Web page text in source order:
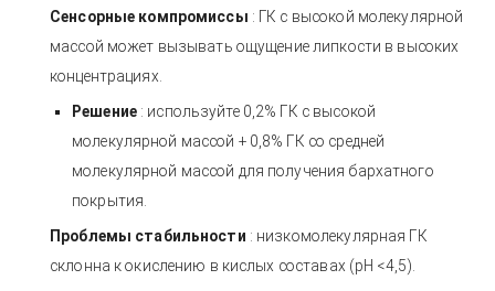
Сенсорные компромиссы : ГК с высокой молекулярной
массой может вызывать ощущение липкости в высоких
концентрациях.
Решение : используйте 0,2% ГК с высокой
молекулярной массой + 0,8% ГК со средней
молекулярной массой для получения бархатного
покрытия.
Проблемы стабильности : низкомолекулярная ГК
склонна к окислению в кислых составах (pH <4,5).